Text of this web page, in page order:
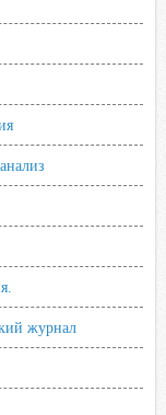
журнал